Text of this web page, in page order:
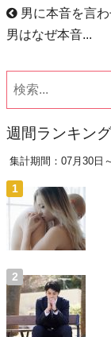
男に本音を言
男はなぜ本音...
週間ランキング
集計期間：07月30日